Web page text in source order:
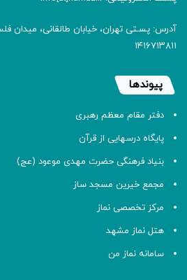
۱۴۱۶۷۱۳۸۱۱
پیوندها
دفتر مقام معظم رهبری
پایگاه درسهایی از قرآن
بنیاد فرهنگی حضرت مهدی موعود (عج)
مجمع خیرین مسجد ساز
مرکز تخصصی نماز
هتل نماز مشهد
سامانه نماز من